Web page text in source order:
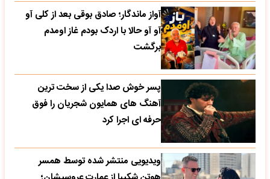
آواز ماندگار؛ صادق بوقی بعد از کلی آو
آو آو حالا با اردک بودم غاز اومدم
برگشت
پسر خوش صدا یکی از سخت ترین
آهنگ های همایون شجریان را فوق
حرفه ای اجرا کرد
ویدیویی منتشر شده توسط همسر